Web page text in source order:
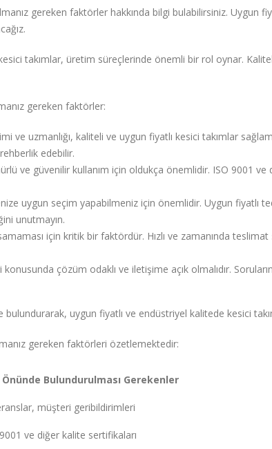
gereken faktörler hakkında bilgi bulabilirsiniz. Uygun
takımlar, üretim süreçlerinde önemli bir rol oynar.
gereken faktörler:
ve uzmanlığı, kaliteli ve uygun fiyatlı kesici takımlar
edebilir.
ve güvenilir kullanım için oldukça önemlidir. ISO 9001
uygun seçim yapabilmeniz için önemlidir. Uygun fiyatlı
unutmayın.
için kritik bir faktördür. Hızlı ve zamanında
çözüm odaklı ve iletişime açık olmalıdır.
uygun fiyatlı ve endüstriyel kalitede kesici
gereken faktörleri özetlemektedir:
Önünde Bulundurulması Gerekenler
müşteri geribildirimleri
ve diğer kalite sertifikaları